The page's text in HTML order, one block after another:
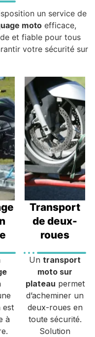
un service de
motoefficace,
et fiable pour tous
votre sécurité sur
est
à
Transport
de deux-
roues
Untransport
moto sur
plateau permet
d’acheminer un
deux-roues en
toute sécurité.
Solution